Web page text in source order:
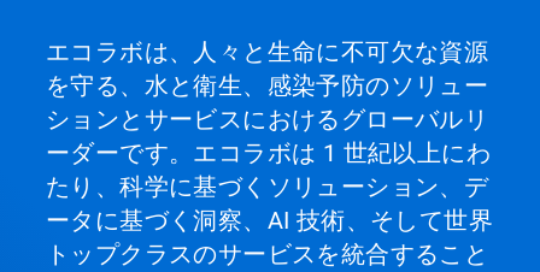
エコラボは、人々と生命に不可欠な資源
を守る、水と衛生、感染予防のソリュー
ションとサービスにおけるグローバルリ
ーダーです。エコラボは 1 世紀以上にわ
たり、科学に基づくソリューション、デ
ータに基づく洞察、AI 技術、そして世界
トップクラスのサービスを統合すること